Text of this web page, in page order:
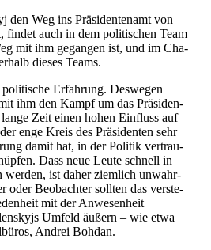
den Weg ins Prä­si­den­ten­amt von
findet auch in dem poli­ti­schen Team
mit ihm gegan­gen ist, und im Cha­
dieses Teams.
Erfah­rung. Des­we­gen
ihm den Kampf um das Prä­si­den­
Zeit einen hohen Ein­fluss auf
enge Kreis des Prä­si­den­ten sehr
damit hat, in der Politik ver­trau­
Dass neue Leute schnell in
werden, ist daher ziem­lich unwahr­
oder Beob­ach­ter sollten das ver­ste­
mit der Anwe­sen­heit
Umfeld äußern – wie etwa
Andrei Bohdan.